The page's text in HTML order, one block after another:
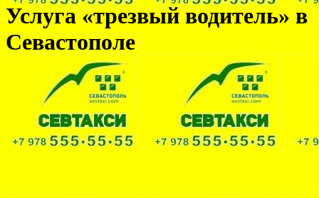
Услуга «трезвый водитель» в
Севастополе